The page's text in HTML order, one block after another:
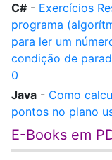
C# - Exercícios
programa
para ler um
condição de
0
Java - Como
pontos no plano
E-Books em